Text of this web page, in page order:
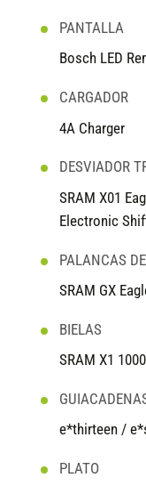
PANTALLA
Bosch LED
CARGADOR
4A Charger
DESVIADOR
SRAM X01
Electronic
PALANCAS
SRAM GX
BIELAS
SRAM X1
e*thirteen /
PLATO